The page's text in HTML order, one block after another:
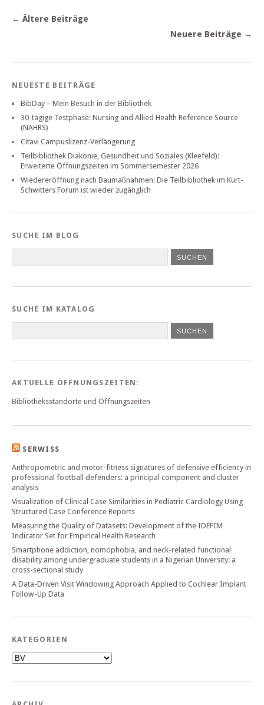
← Ältere Beiträge
Neuere Beiträge →
NEUESTE BEITRÄGE
BibDay – Mein Besuch in der Bibliothek
30-tägige Testphase: Nursing and Allied Health Reference Source
(NAHRS)
Citavi Campuslizenz-Verlängerung
Teilbibliothek Diakonie, Gesundheit und Soziales (Kleefeld):
Erweiterte Öffnungszeiten im Sommersemester 2026
Wiedereröffnung nach Baumaßnahmen: Die Teilbibliothek im Kurt-
Schwitters Forum ist wieder zugänglich
SUCHE IM BLOG
SUCHE IM KATALOG
SUCHEN
AKTUELLE ÖFFNUNGSZEITEN:
Bibliotheksstandorte und Öffnungszeiten
SERWISS
Anthropometric and motor-fitness signatures of defensive efficiency in
professional football defenders: a principal component and cluster
analysis
Visualization of Clinical Case Similarities in Pediatric Cardiology Using
Structured Case Conference Reports
Measuring the Quality of Datasets: Development of the IDEFIM
Indicator Set for Empirical Health Research
Smartphone addiction, nomophobia, and neck-related functional
disability among undergraduate students in a Nigerian University: a
cross-sectional study
A Data-Driven Visit Windowing Approach Applied to Cochlear Implant
Follow-Up Data
KATEGORIEN
Kategorien